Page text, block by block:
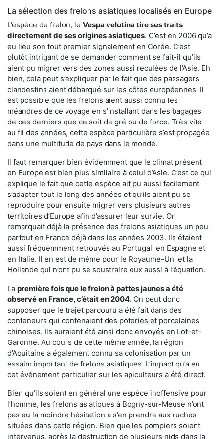
La sélection des frelons asiatiques localisés en Europe
L’espèce de frelon, le Vespa velutina tire ses traits
directement de ses origines asiatiques. C’est en 2006 qu’a
eu lieu son tout premier signalement en Corée. C’est
plutôt intrigant de se demander comment se fait-il qu’ils
aient pu migrer vers des zones aussi reculées de l’Asie. Eh
bien, cela peut s’expliquer par le fait que des passagers
clandestins aient débarqué sur les côtes européennes. Il
est possible que les frelons aient aussi connu les
méandres de ce voyage en s’installant dans les bagages
de ces derniers que ce soit de gré ou de force. Très vite
au fil des années, cette espèce particulière s’est propagée
dans une multitude de pays dans le monde.
Il faut remarquer bien évidemment que le climat présent
en Europe est bien plus similaire à celui d’Asie. C’est ce qui
explique le fait que cette espèce ait pu aussi facilement
s’adapter tout le long des années et qu’ils aient pu se
reproduire pour ensuite migrer vers plusieurs autres
territoires d’Europe afin d’assurer leur survie. On
remarquait déjà la présence des frelons asiatiques un peu
partout en France déjà dans les années 2003. Ils étaient
aussi fréquemment retrouvés au Portugal, en Espagne et
en Italie. Il en est de même pour le Royaume-Uni et la
Hollande qui n’ont pu se soustraire eux aussi à l’équation.
La première fois que le frelon à pattes jaunes a été
observé en France, c’était en 2004. On peut donc
supposer que le trajet parcouru a été fait dans des
conteneurs qui contenaient des poteries et porcelaines
chinoises. Ils auraient été ainsi donc envoyés en Lot-et-
Garonne. Au cours de cette même année, la région
d’Aquitaine a également connu sa colonisation par un
essaim important de frelons asiatiques. L’impact qu’a eu
cet événement particulier sur les apiculteurs a été direct.
Bien qu’ils soient en général une espèce inoffensive pour
l’homme, les frelons asiatiques à Bogny-sur-Meuse n’ont
pas eu la moindre hésitation à s’en prendre aux ruches
situées dans cette région. Bien que les pompiers soient
intervenus, après la destruction de plusieurs nids dans la